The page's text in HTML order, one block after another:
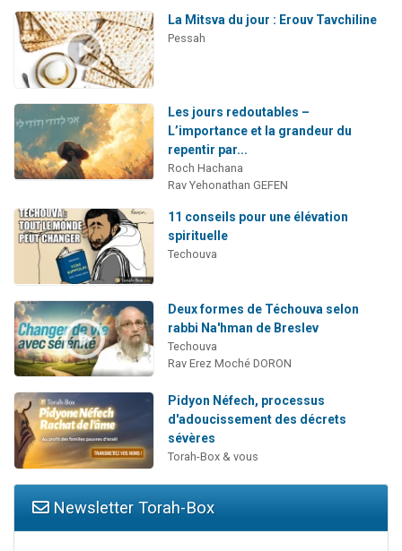
La Mitsva du jour : Erouv Tavchiline
Pessah
Les jours redoutables –
L’importance et la grandeur du
repentir par...
Roch Hachana
Rav Yehonathan GEFEN
11 conseils pour une élévation
spirituelle
Techouva
Deux formes de Téchouva selon
rabbi Na'hman de Breslev
Techouva
Rav Erez Moché DORON
Pidyon Néfech, processus
d'adoucissement des décrets
sévères
Torah-Box & vous
Newsletter Torah-Box